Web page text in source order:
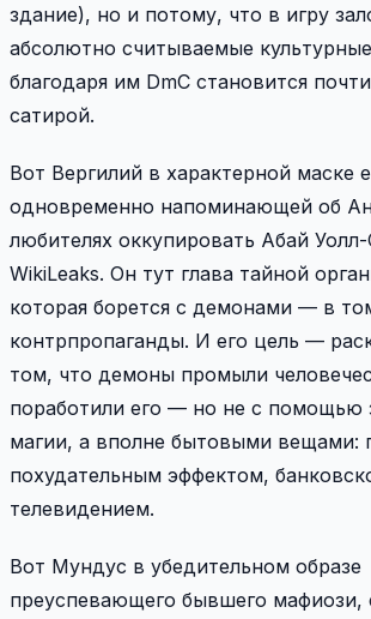
здание), но и потому, что в игру
абсолютно считываемые
благодаря им DmC становится
сатирой.
Вот Вергилий в характерной маске
одновременно напоминающей об
любителях оккупировать Абай
WikiLeaks. Он тут глава тайной
которая борется с демонами — в
контрпропаганды. И его цель —
том, что демоны промыли
поработили его — но не с помощью
магии, а вполне бытовыми вещами:
похудательным эффектом,
телевидением.
Вот Мундус в убедительном образе
преуспевающего бывшего мафиози,